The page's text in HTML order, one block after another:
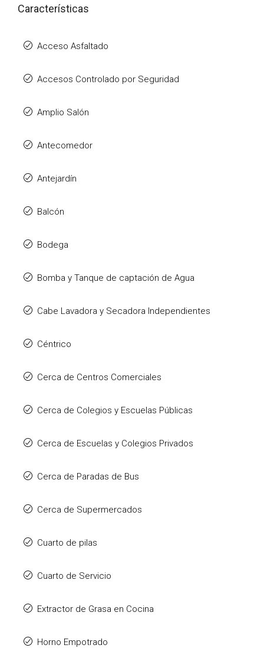
Características
Acceso Asfaltado
Accesos Controlado por Seguridad
Amplio Salón
Antecomedor
Antejardín
Balcón
Bodega
Bomba y Tanque de captación de Agua
Cabe Lavadora y Secadora Independientes
Céntrico
Cerca de Centros Comerciales
Cerca de Colegios y Escuelas Públicas
Cerca de Escuelas y Colegios Privados
Cerca de Paradas de Bus
Cerca de Supermercados
Cuarto de pilas
Cuarto de Servicio
Extractor de Grasa en Cocina
Horno Empotrado